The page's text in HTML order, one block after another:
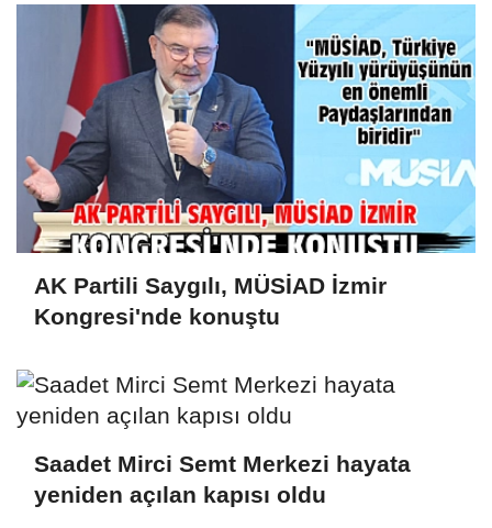
AK Partili Saygılı, MÜSİAD İzmir
Kongresi'nde konuştu
Saadet Mirci Semt Merkezi hayata
yeniden açılan kapısı oldu